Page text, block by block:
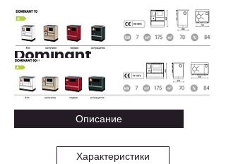
Dominant
Описание
Характеристики